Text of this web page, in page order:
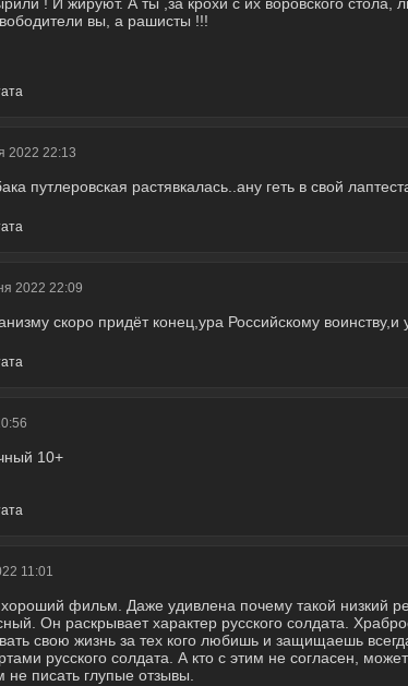
! И жируют. А ты ,за крохи с их воровского стола,
вы, а рашисты !!!
2022 22:13
путлеровская растявкалась..ану геть в свой
2022 22:09
скоро придёт конец,ура Российскому воинству,и
10+
11:01
фильм. Даже удивлена почему такой низкий
Он раскрывает характер русского солдата.
свою жизнь за тех кого любишь и защищаешь
русского солдата. А кто с этим не согласен,
писать глупые отзывы.